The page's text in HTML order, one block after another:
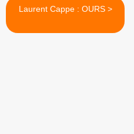
Laurent Cappe : OURS >